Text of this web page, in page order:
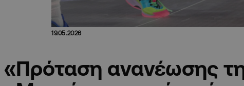
19.05.2026
«Πρόταση ανανέωσης